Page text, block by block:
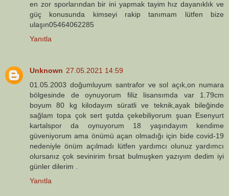
en zor sporlarından bir ini yapmak tayim hız dayanıklık ve
güç konusunda kimseyi rakip tanımam lütfen bize
ulaşın05464062285
Yanıtla
Unknown 27.05.2021 14:59
01.05.2003 doğumluyum santrafor ve sol açık,on numara
bölgesinde de oynuyorum filiz lisansımda var 1.79cm
boyum 80 kg kilodayım süratli ve teknik,ayak bileğinde
sağlam topa çok sert şutda çekebiliyorum şuan Esenyurt
kartalspor da oynuyorum 18 yaşındayım kendime
güveniyorum ama önümü açan olmadığı için bide covid-19
nedeniyle önüm açılmadı lütfen yardımcı olunuz yardımcı
olursanız çok sevinirim fırsat bulmuşken yazıyım dedim iyi
günler dilerim .
Yanıtla